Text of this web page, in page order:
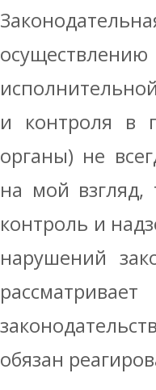
и контроля в
органы) не
на мой взгляд,
контроль и
нарушений
обязан